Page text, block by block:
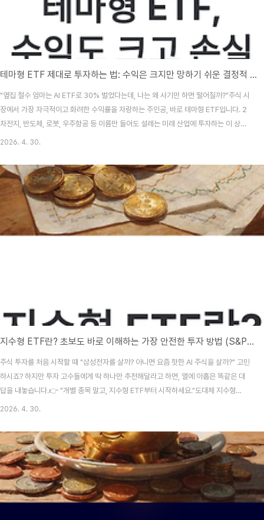
테마형 ETF 제대로 투자하는 법: 수익은 크지만 망하기 쉬운 결정적 이유
"옆집 철수 엄마는 AI ETF로 30% 벌었다는데, 나는 왜 사기만 하면 떨어질까?"주식 시
장에서 가장 자극적이고 화려한 수익률을 자랑하는 주인공, 바로 테마형 ETF입니다. 2
차전지, 반도체, 로봇, 우주항공 등 이름만 들어도 설레는 미래 산업에 투자하는 이 상품
은 초보 투자자들에게 '지름길'처럼 보입니다. 하지만 냉정하게 말해 테마형 ETF는 수익
콤한 유혹 뒤에 숨겨진 위험 요인과, 초보 투자자가 시장의 '총알받이'가 되지 않고 안전
하게 수익을 내는 현실적인 전략을 정리해 드립니다.📑 목차테마형 ETF란 무엇인가?
(트렌드에 올라타는 법)테마형 ETF가 폭발적인 수익을 내는 메커니즘왜 대부분의 초보
자는 테마 투자에..
2026. 4. 30.
지수형 ETF란? 초보도 바로 이해하는 가장 안전한 투자 방법 (S&P500, 나스닥 완전정복)
주식 투자를 처음 시작할 때 "삼성전자를 살까? 아니면 요즘 핫한 AI 주식을 살까?" 고민
하시죠? 하지만 투자 고수들에게 딱 하나만 추천해달라고 하면, 열에 아홉은 똑같은 대
답을 내놓습니다.👉 "개별 종목 말고, 지수형 ETF부터 시작하세요."도대체 지수형
ETF가 무엇이길래 워렌 버핏 같은 대가들도 입이 마르도록 칭찬하는 걸까요? 오늘 이
떤 상품을 골라야 하는지 완벽하게 이해하게 될 것입니다.📑 목차지수형 ETF란 무엇인
가? (시장 전체를 사는 법)지수형 ETF가 세상에서 가장 안전한 이유수익 구조 분석: 내
돈은 어떻게 불어날까?초보자가 반드시 알아야 할 4가지 장점현실적인 단점과 리스크
관리법어떤 지수형..
2026. 4. 30.